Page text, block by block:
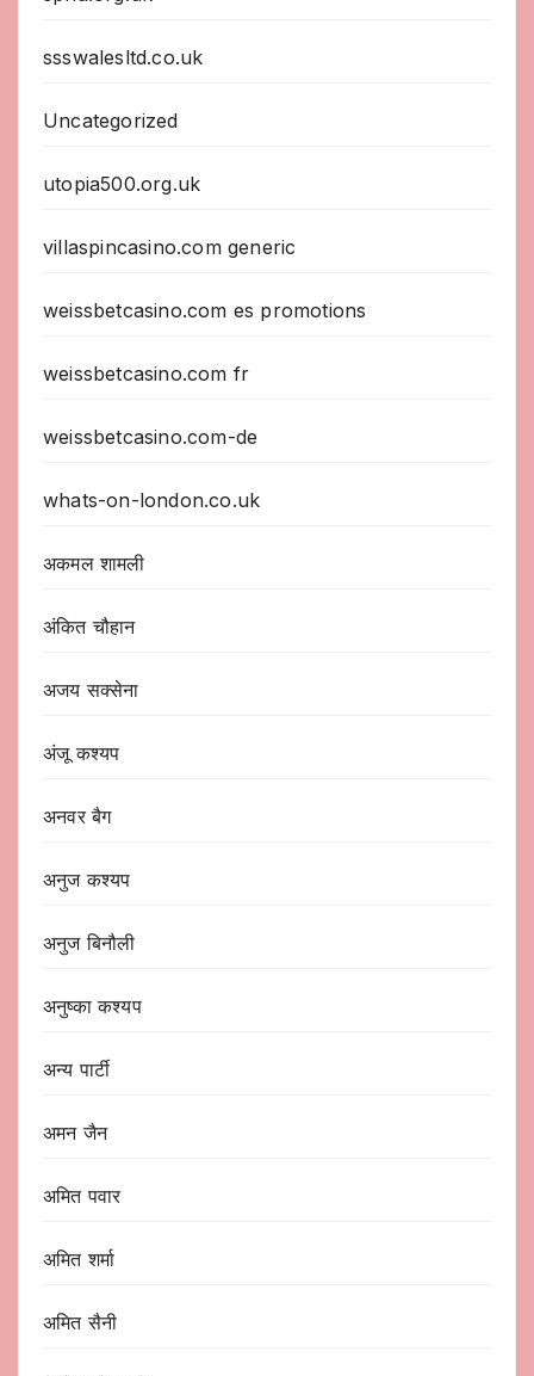
ssswalesltd.co.uk
Uncategorized
utopia500.org.uk
villaspincasino.com generic
weissbetcasino.com es promotions
weissbetcasino.com fr
weissbetcasino.com-de
whats-on-london.co.uk
अकमल शामली
अंकित चौहान
अजय सक्सेना
अंजू कश्यप
अनवर बैग
अनुज कश्यप
अनुज बिनौली
अनुष्का कश्यप
अन्य पार्टी
अमन जैन
अमित पवार
अमित शर्मा
अमित सैनी